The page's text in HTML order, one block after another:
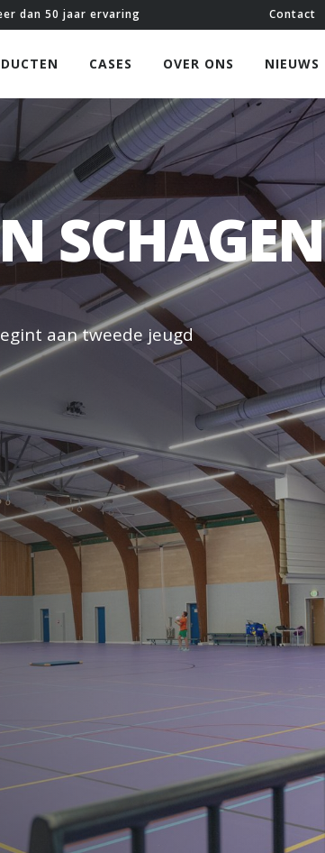
dan 50 jaar ervaring Contact
CASES OVER ONS NIEUWS
SCHAGEN
aan tweede jeugd